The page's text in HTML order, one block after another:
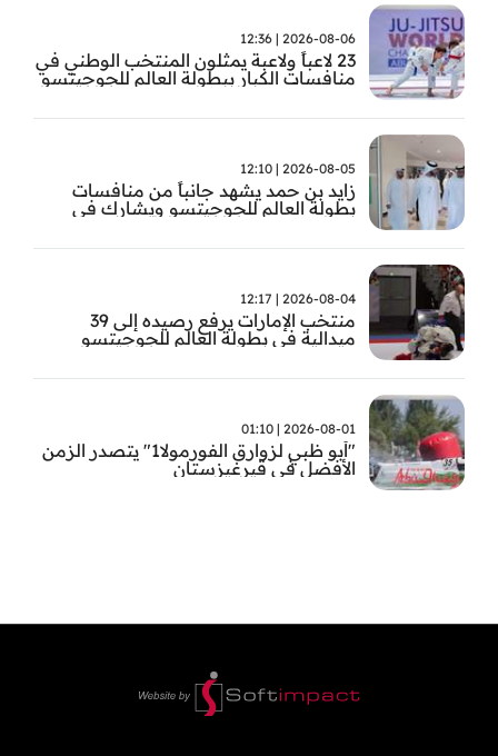
2026-08-06 | 12:36
23 لاعباً ولاعبة يمثلون المنتخب الوطني في
منافسات الكبار ببطولة العالم للجوجيتسو
2026-08-05 | 12:10
زايد بن حمد يشهد جانباً من منافسات
بطولة العالم للجوجيتسو ويشارك في
2026-08-04 | 12:17
منتخب الإمارات يرفع رصيده إلى 39
ميدالية في بطولة العالم للجوجيتسو
2026-08-01 | 01:10
"أبو ظبي لزوارق الفورمولا1" يتصدر الزمن
الأفضل في قيرغيزستان